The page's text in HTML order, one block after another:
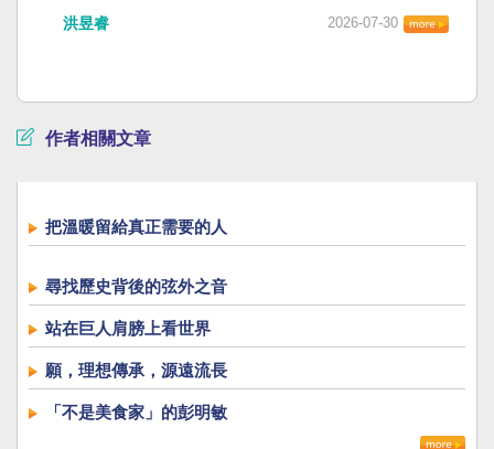
洪昱睿 2026-07-30
作者相關文章
把溫暖留給真正需要的人
尋找歷史背後的弦外之音
站在巨人肩膀上看世界
願，理想傳承，源遠流長
「不是美食家」的彭明敏